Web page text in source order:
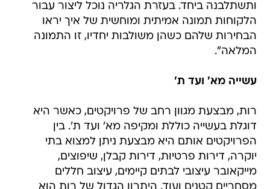
ותשתלבנה ביחד. בעזרת הגלריה נוכל ליצור עבור
הלקוחות תמונה אמיתית ומוחשית של איך יראו
הבחירות שלהם כשהן משולבות יחדיו, זו התמונה
המלאה".
עשייה מא' ועד ת'
רות, מבצעת מגוון רחב של פרויקטים, כאשר היא
דוגלת בעשייה כוללת ומקיפה מא' ועד ת'. בין
הפרויקטים אותם היא מבצעת ניתן למצוא בתי
יוקרה, דירות פרטיות, דירות קבלן, שיפוצים,
מייקאובר עיצובי לבתים קיימים, עיצוב חללים